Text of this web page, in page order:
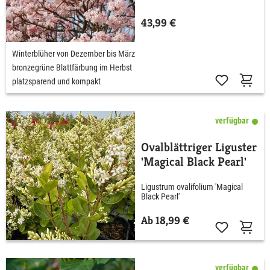
43,99 €
Winterblüher von Dezember bis März
bronzegrüne Blattfärbung im Herbst
platzsparend und kompakt
verfügbar
Ovalblättriger Liguster
'Magical Black Pearl'
Ligustrum ovalifolium 'Magical
Black Pearl'
Ab 18,99 €
verfügbar